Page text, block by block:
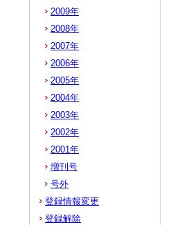
2009年
2008年
2007年
2006年
2005年
2004年
2003年
2002年
2001年
増刊号
号外
登録情報変更
登録解除